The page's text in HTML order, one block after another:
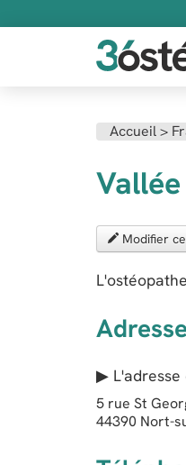
Accueil>
Modifier
▶ L'adresse
5 rue St
44390 Nort-